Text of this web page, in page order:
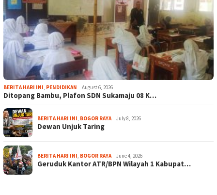
BERITA HARI INI, PENDIDIKAN August 6, 2026
Ditopang Bambu, Plafon SDN Sukamaju 08 K…
BERITA HARI INI, BOGOR RAYA July 8, 2026
Dewan Unjuk Taring
BERITA HARI INI, BOGOR RAYA June 4, 2026
Geruduk Kantor ATR/BPN Wilayah 1 Kabupat…